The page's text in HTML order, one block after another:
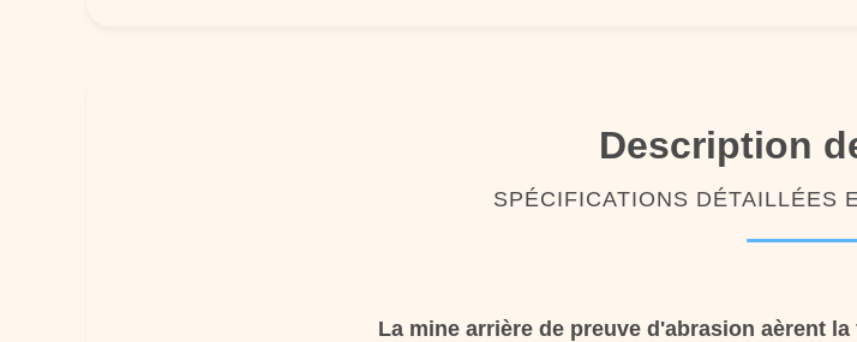
Description
SPÉCIFICATIONS DÉTAILLÉES
La mine arrière de preuve d'abrasion aèrent